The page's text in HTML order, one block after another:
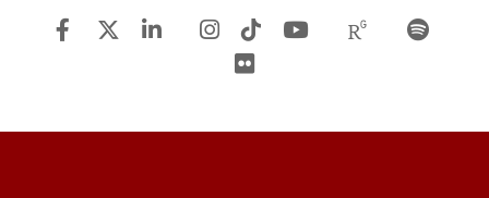
Facebook
Twitter LinkedinInstagram
TiTok Youtube